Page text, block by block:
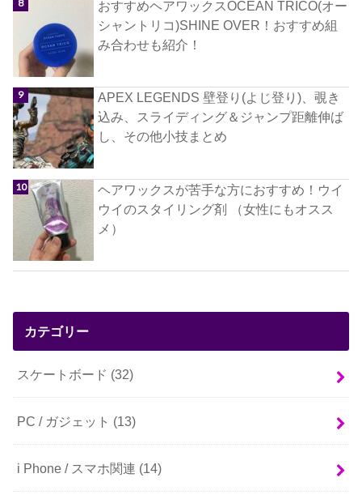
おすすめヘアワックスOCEAN TRICO(オー
シャントリコ)SHINE OVER！おすすめ組
み合わせも紹介！
APEX LEGENDS 壁登り(よじ登り)、覗き
込み、スライディング＆ジャンプ距離伸ば
し、その他小技まとめ
ヘアワックスが苦手な方におすすめ！ウイ
ウイのスタイリング剤 （女性にもオスス
メ）
カテゴリー
スケートボード (32)
PC / ガジェット (13)
i Phone / スマホ関連 (14)